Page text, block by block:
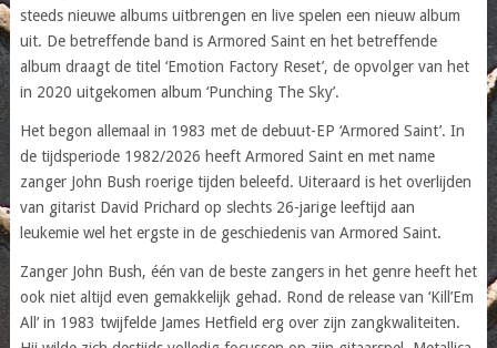
steeds nieuwe albums uitbrengen en live spelen een nieuw album
uit. De betreffende band is Armored Saint en het betreffende
album draagt de titel ‘Emotion Factory Reset’, de opvolger van het
in 2020 uitgekomen album ‘Punching The Sky’.
Het begon allemaal in 1983 met de debuut-EP ‘Armored Saint’. In
de tijdsperiode 1982/2026 heeft Armored Saint en met name
zanger John Bush roerige tijden beleefd. Uiteraard is het overlijden
van gitarist David Prichard op slechts 26-jarige leeftijd aan
leukemie wel het ergste in de geschiedenis van Armored Saint.
Zanger John Bush, één van de beste zangers in het genre heeft het
ook niet altijd even gemakkelijk gehad. Rond de release van ‘Kill’Em
All’ in 1983 twijfelde James Hetfield erg over zijn zangkwaliteiten.